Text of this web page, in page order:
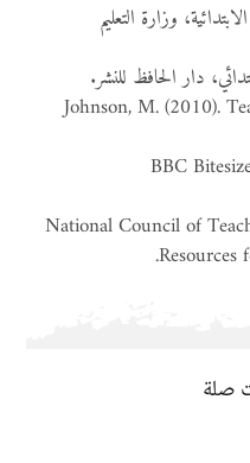
وزارة التعليم
دار الحافظ للنشر.
Johnson, M. (2010).
BBC
National Council of
Resources
صلة